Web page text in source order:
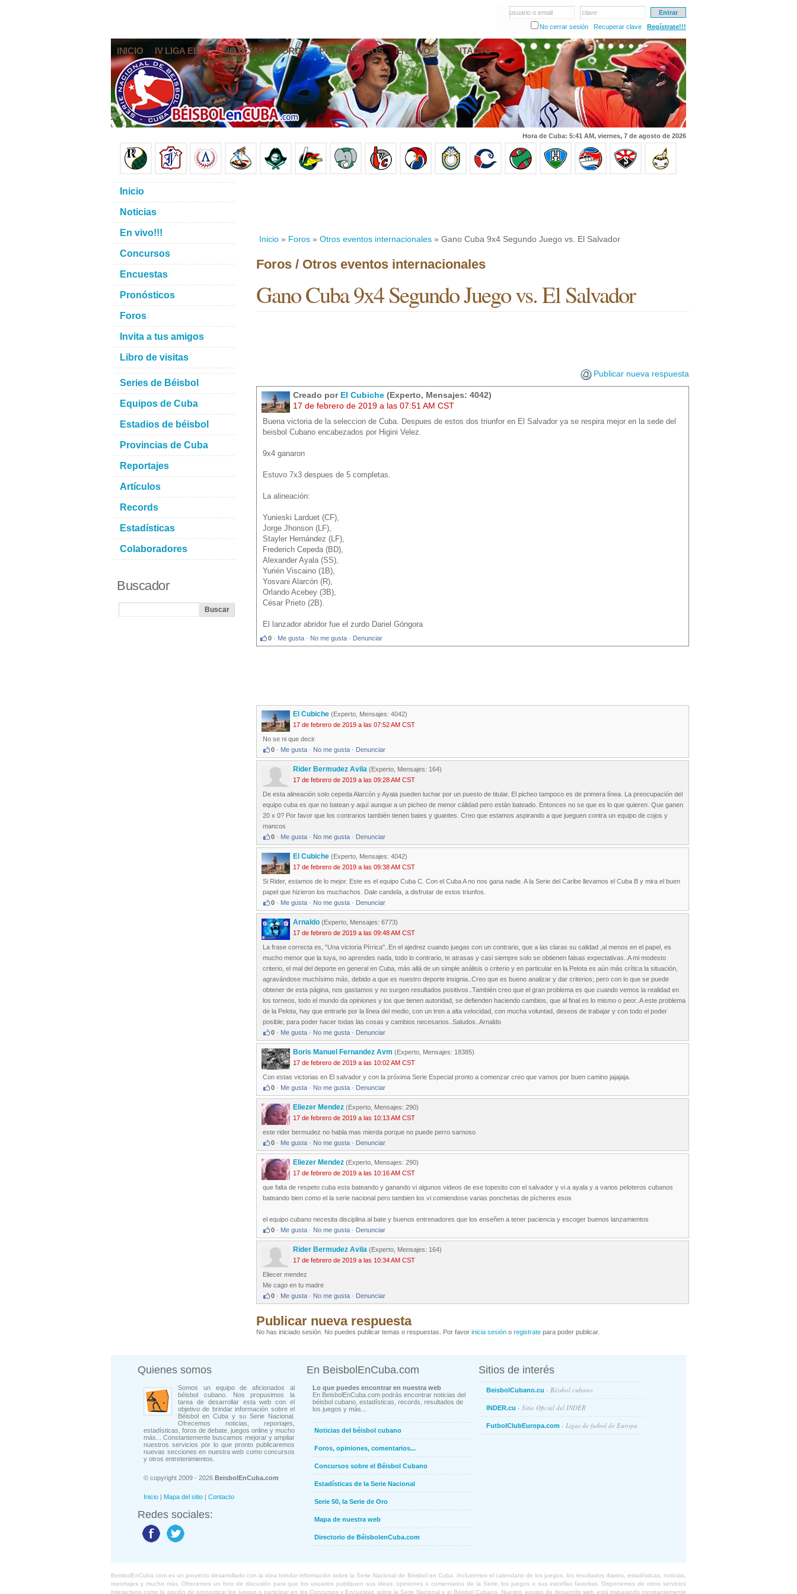
usuario o email
clave
No cerrar sesión
Recuperar clave Regístrate!!!
INICIO IV LIGA ELITE NOTICIAS FOROS PRONÓSTICOS EN VIVO CONTACTO
Hora de Cuba: 5:41 AM, viernes, 7 de agosto de 2026
Inicio » Foros » Otros eventos internacionales » Gano Cuba 9x4 Segundo Juego vs. El Salvador
Foros / Otros eventos internacionales
Gano Cuba 9x4 Segundo Juego vs. El Salvador
Publicar nueva respuesta
Creado por El Cubiche (Experto, Mensajes: 4042)
17 de febrero de 2019 a las 07:51 AM CST
Buena victoria de la seleccion de Cuba. Despues de estos dos triunfor en El Salvador ya se respira mejor en la sede del
beisbol Cubano encabezados por Higini Velez.
9x4 ganaron
Estuvo 7x3 despues de 5 completas.
La alineación:
Yunieski Larduet (CF),
Jorge Jhonson (LF),
Stayler Hernández (LF),
Frederich Cepeda (BD),
Alexander Ayala (SS),
Yurién Viscaino (1B),
Yosvani Alarcón (R),
Orlando Acebey (3B),
César Prieto (2B).
El lanzador abridor fue el zurdo Dariel Góngora
0 · Me gusta · No me gusta · Denunciar
El Cubiche (Experto, Mensajes: 4042)
17 de febrero de 2019 a las 07:52 AM CST
No se ni que decir.
0 · Me gusta · No me gusta · Denunciar
Rider Bermudez Avila (Experto, Mensajes: 164)
17 de febrero de 2019 a las 09:28 AM CST
De esta alineación solo cepeda Alarcón y Ayala pueden luchar por un puesto de titular. El picheo tampoco es de primera línea. La preocupación del
equipo cuba es que no batean y aquí aunque a un picheo de menor cálidad pero están bateado. Entonces no se que es lo que quieren. Que ganen
20 x 0? Por favor que los contrarios también tienen bates y guantes. Creo que estamos aspirando a que jueguen contra un equipo de cojos y
mancos
0 · Me gusta · No me gusta · Denunciar
El Cubiche (Experto, Mensajes: 4042)
17 de febrero de 2019 a las 09:38 AM CST
Si Rider, estamos de lo mejor. Este es el equipo Cuba C. Con el Cuba A no nos gana nadie. A la Serie del Caribe llevamos el Cuba B y mira el buen
papel que hizieron los muchachos. Dale candela, a disfrutar de estos triunfos.
0 · Me gusta · No me gusta · Denunciar
Arnaldo (Experto, Mensajes: 6773)
17 de febrero de 2019 a las 09:48 AM CST
La frase correcta es, "Una victoria Pírrica"..En el ajedrez cuando juegas con un contrario, que a las claras su calidad ,al menos en el papel, es
mucho menor que la tuya, no aprendes nada, todo lo contrario, te atrasas y casi siempre solo se obtienen falsas expectativas..A mi modesto
criterio, el mal del deporte en general en Cuba, más allá de un simple análisis o criterio y en particular en la Pelota es aún más crítica la situación,
agravándose muchísimo más, debido a que es nuestro deporte insignia..Creo que es bueno analizar y dar criterios; pero con lo que se puede
obtener de esta página, nos gastamos y no surgen resultados positivos..También creo que el gran problema es que cuando vemos la realidad en
los torneos, todo el mundo da opiniones y los que tienen autoridad, se defienden haciendo cambios, que al final es lo mismo o peor..A este problema
de la Pelota, hay que entrarle por la línea del medio, con un tren a alta velocidad, con mucha voluntad, deseos de trabajar y con todo el poder
posible, para poder hacer todas las cosas y cambios necesarios..Saludos..Arnaldo
0 · Me gusta · No me gusta · Denunciar
Boris Manuel Fernandez Avm (Experto, Mensajes: 18385)
17 de febrero de 2019 a las 10:02 AM CST
Con estas victorias en El salvador y con la próxima Serie Especial pronto a comenzar creo que vamos por buen camino jajajaja.
0 · Me gusta · No me gusta · Denunciar
Eliezer Mendez (Experto, Mensajes: 290)
17 de febrero de 2019 a las 10:13 AM CST
este rider bermudez no habla mas mierda porque no puede perro sarnoso
0 · Me gusta · No me gusta · Denunciar
Eliezer Mendez (Experto, Mensajes: 290)
17 de febrero de 2019 a las 10:16 AM CST
que falta de respeto cuba esta bateando y ganando vi algunos videos de ese topesito con el salvador y vi a ayala y a varios peloteros cubanos
bateando bien como el la serie nacional pero tambien los vi comiendose varias ponchetas de pìcheres esos
el equipo cubano necesita disciplina al bate y buenos entrenadores que los enseñen a tener paciencia y escoger buenos lanzamientos
0 · Me gusta · No me gusta · Denunciar
Rider Bermudez Avila (Experto, Mensajes: 164)
17 de febrero de 2019 a las 10:34 AM CST
Eliecer mendez
Me cago en tu madre
0 · Me gusta · No me gusta · Denunciar
Publicar nueva respuesta
No has iniciado sesión. No puedes publicar temas o respuestas. Por favor inicia sesión o registrate para poder publicar.
Inicio
Noticias
En vivo!!!
Concursos
Encuestas
Pronósticos
Foros
Invita a tus amigos
Libro de visitas
Series de Béisbol
Equipos de Cuba
Estadios de béisbol
Provincias de Cuba
Reportajes
Artículos
Records
Estadísticas
Colaboradores
Buscador
Quienes somos
Somos un equipo de aficionados al
béisbol cubano. Nos propusimos la
tarea de desarrollar esta web con el
objetivo de brindar información sobre el
Béisbol en Cuba y su Serie Nacional.
Ofrecemos noticias, reportajes,
estadísticas, foros de debate, juegos online y mucho
más... Constantemente buscamos mejorar y ampliar
nuestros servicios por lo que pronto publicaremos
nuevas secciones en nuestra web como concursos
y otros entretenimientos.
© copyright 2009 - 2026 BeisbolEnCuba.com
Inicio | Mapa del sitio | Contacto
Redes sociales:
En BeisbolEnCuba.com
Lo que puedes encontrar en nuestra web
En BeisbolEnCuba.com podrás encontrar noticias del
béisbol cubano, estadísticas, records, resultados de
los juegos y más...
Noticias del béisbol cubano
Foros, opiniones, comentarios...
Concursos sobre el Béisbol Cubano
Estadísticas de la Serie Nacional
Serie 50, la Serie de Oro
Mapa de nuestra web
Directorio de BéisbolenCuba.com
Sitios de interés
BeisbolCubano.cu - Béisbol cubano
INDER.cu - Sitio Oficial del INDER
FutbolClubEuropa.com - Ligas de futbol de Europa
BeisbolEnCuba.com es un proyecto desarrollado con la idea brindar información sobre la Serie Nacional de Béisbol en Cuba. Incluiremos el calendario de los juegos, los resultados diarios, estadísticas, noticias,
reportajes y mucho más. Ofrecemos un foro de discusión para que los usuarios publiquen sus ideas, opiniones o comentarios de la Serie, los juegos o sus estrellas favoritas. Disponemos de otros servicios
interactivos como la opción de pronosticar los juegos o participar en los Concursos y Encuestas sobre la Serie Nacional y el Béisbol Cubano. Nuestro equipo de desarrollo web está trabajando constantemente